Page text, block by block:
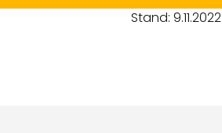
Stand: 9.11.2022